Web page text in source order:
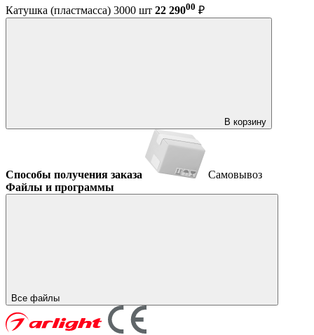
Катушка (пластмасса) 3000 шт 22 29000 ₽
В корзину
Способы получения заказа
Самовывоз
Файлы и программы
Все файлы